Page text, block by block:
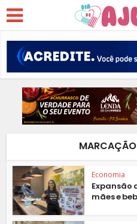
Economia
Expansão
mães e